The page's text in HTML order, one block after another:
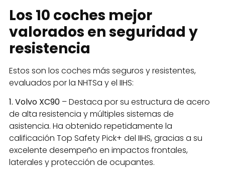
Los 10 coches mejor
valorados en seguridad y
resistencia
Estos son los coches más seguros y resistentes,
evaluados por la NHTSa y el IIHS:
1. Volvo XC90 – Destaca por su estructura de acero
de alta resistencia y múltiples sistemas de
asistencia. Ha obtenido repetidamente la
calificación Top Safety Pick+ del IIHS, gracias a su
excelente desempeño en impactos frontales,
laterales y protección de ocupantes.